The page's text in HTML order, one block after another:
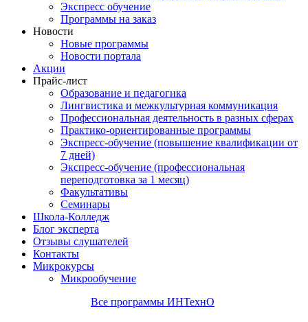
Экспресс обучение
Программы на заказ
Новости
Новые программы
Новости портала
Акции
Прайс-лист
Образование и педагогика
Лингвистика и межкультурная коммуникация
Профессиональная деятельность в разных сферах
Практико-ориентированные программы
Экспресс-обучение (повышение квалификации от
7 дней)
Экспресс-обучение (профессиональная
переподготовка за 1 месяц)
Факультативы
Семинары
Школа-Колледж
Блог эксперта
Отзывы слушателей
Контакты
Микрокурсы
Микрообучение
Все программы ИНТехнО